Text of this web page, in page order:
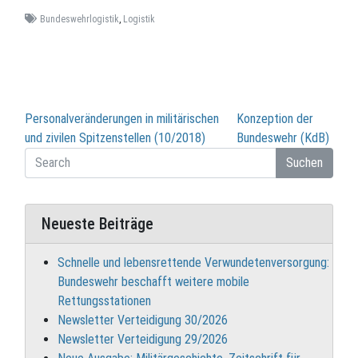
Bundeswehrlogistik, Logistik
Beitragsnavigation
Personalveränderungen in militärischen
und zivilen Spitzenstellen (10/2018)
Konzeption der
Bundeswehr (KdB)
Suchen
Neueste Beiträge
Schnelle und lebensrettende Verwundetenversorgung:
Bundeswehr beschafft weitere mobile
Rettungsstationen
Newsletter Verteidigung 30/2026
Newsletter Verteidigung 29/2026